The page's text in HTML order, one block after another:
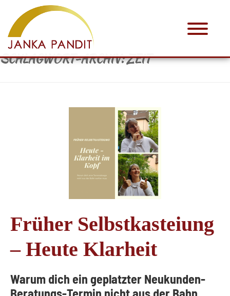
SCHLAGWORT-ARCHIV:ZEIT
Früher Selbstkasteiung
– Heute Klarheit
Warum dich ein geplatzter Neukunden-